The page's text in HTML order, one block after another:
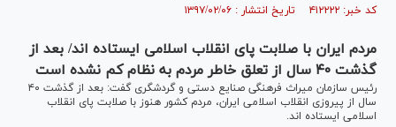
کد خبر: ۴۱۲۲۲۲ تاریخ انتشار : ۱۳۹۷/۰۲/۰۶
مردم ایران با صلابت پای انقلاب اسلامی ایستاده اند/ بعد از
گذشت ۴۰ سال از تعلق خاطر مردم به نظام کم نشده است
رئیس سازمان میراث فرهنگی صنایع دستی و گردشگری گفت: بعد از گذشت ۴۰
سال از پیروزی انقلاب اسلامی ایران، مردم کشور هنوز با صلابت پای انقلاب
اسلامی ایستاده اند.